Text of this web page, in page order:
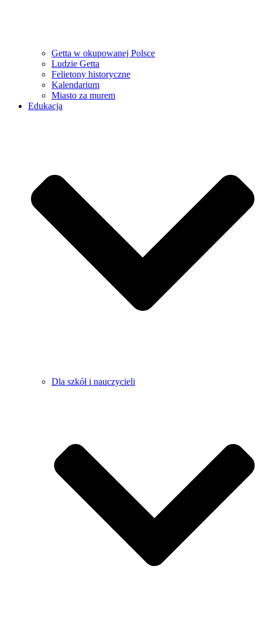
Getta w okupowanej Polsce
Ludzie Getta
Felietony historyczne
Kalendarium
Miasto za murem
Edukacja
Dla szkół i nauczycieli